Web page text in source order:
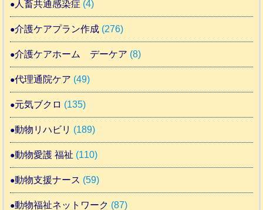
人畜共通感染症 (4)
介護ケアプラン作成 (276)
介護ケアホーム デーケア (8)
代理通院ケア (49)
元気ブクロ (135)
動物リハビリ (189)
動物愛護 福祉 (110)
動物支援ナース (59)
動物福祉ネットワーク (87)